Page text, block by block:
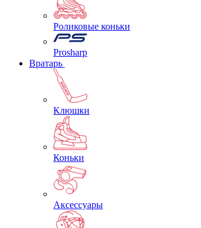
Роликовые коньки
Prosharp
Вратарь
Клюшки
Коньки
Аксессуары